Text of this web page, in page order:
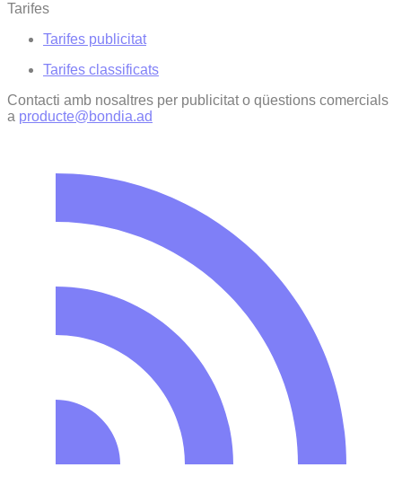
Tarifes
Tarifes publicitat
Tarifes classificats
Contacti amb nosaltres per publicitat o qüestions comercials
a producte@bondia.ad